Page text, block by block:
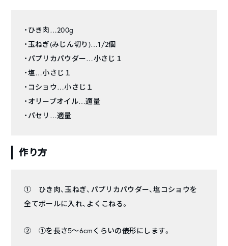
・ひき肉…200g
・玉ねぎ(みじん切り)…1/2個
・パプリカパウダー…小さじ１
・塩…小さじ１
・コショウ…小さじ１
・オリーブオイル…適量
・パセリ…適量
作り方
① ひき肉、玉ねぎ、パプリカパウダー、塩コショウを
全てボールに入れ、よくこねる。
② ①を長さ5〜6cmくらいの俵形にします。